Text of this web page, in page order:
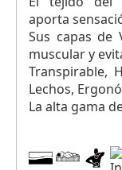
aporta
Sus capas de
muscular y
Transpirable,
Lechos,
La alta gama